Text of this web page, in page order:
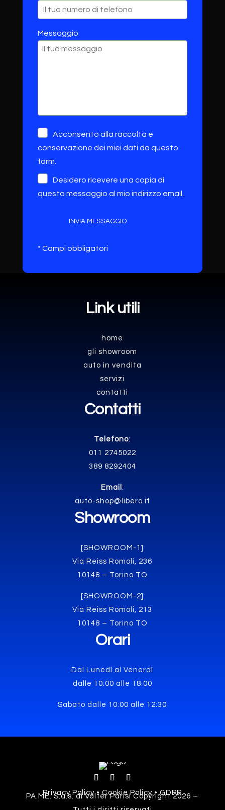
Messaggio
Acconsento alla raccolta e
conservazione dei miei dati da questo
form.
Desidero ricevere una copia di
questo messaggio al mio indirizzo email.
INVIA MESSAGGIO
* Campi obbligatori
Link utili
home
gli showroom
auto in vendita
servizi
contatti
Contatti
Telefono:
011 2745022
389 8292404
Email :
auto-shop@libero.it
Showroom
[SHOWROOM-1]
Via Reiss Romoli, 236
10148 – Torino TO
[SHOWROOM-2]
Via Reiss Romoli, 213
10148 – Torino TO
Orari
Dal Lunedì al Venerdì
dalle 10:00 alle 18:00
Sabato dalle 10:00 alle 12:30
Privacy Policy • Cookie Policy • GDPR
PA.ME. S.a.s. di Valter Parisi Copyright 2026 –